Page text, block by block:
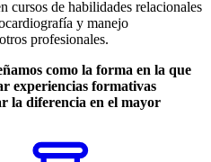
cursos de habilidades relacionales
y manejo
profesionales.
como la forma en la que
experiencias formativas
la diferencia en el mayor